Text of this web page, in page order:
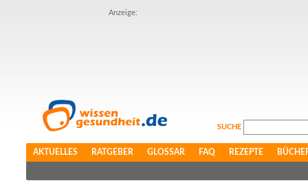
Anzeige:
SUCHE
AKTUELLES RATGEBER GLOSSAR FAQ REZEPTE